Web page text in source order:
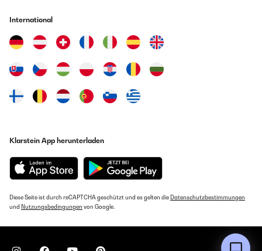
International
Klarstein App herunterladen
Diese Seite ist durch reCAPTCHA geschützt und es gelten die Datenschutzbestimmungen
und Nutzungsbedingungen von Google.